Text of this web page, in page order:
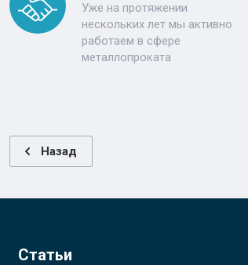
Уже на протяжении
нескольких лет мы активно
работаем в сфере
металлопроката
Назад
Статьи